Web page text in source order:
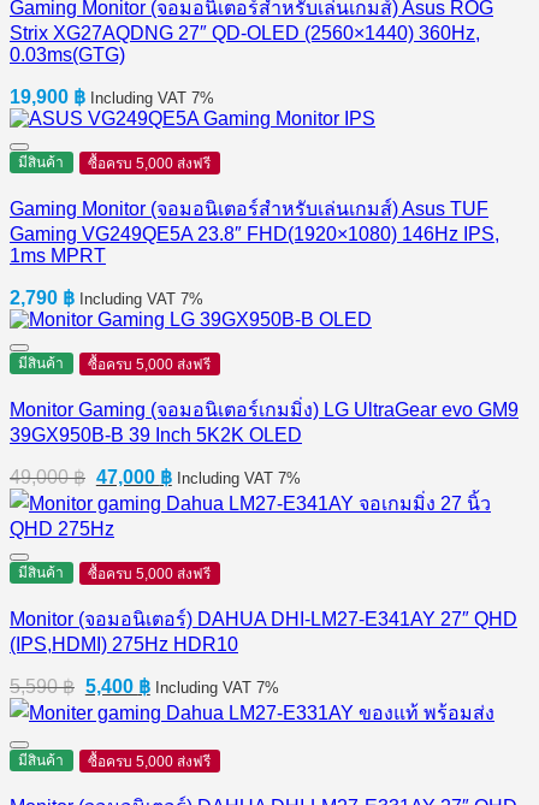
Gaming Monitor (จอมอนิเตอร์สำหรับเล่นเกมส์) Asus ROG
Strix XG27AQDNG 27″ QD-OLED (2560×1440) 360Hz,
0.03ms(GTG)
19,900 ฿ Including VAT 7%
มีสินค้า ซื้อครบ 5,000 ส่งฟรี
Gaming Monitor (จอมอนิเตอร์สำหรับเล่นเกมส์) Asus TUF
Gaming VG249QE5A 23.8″ FHD(1920×1080) 146Hz IPS,
1ms MPRT
2,790 ฿ Including VAT 7%
มีสินค้า ซื้อครบ 5,000 ส่งฟรี
Monitor Gaming (จอมอนิเตอร์เกมมิ่ง) LG UltraGear evo GM9
39GX950B-B 39 Inch 5K2K OLED
49,000฿ Original
price
was:
49,000 ฿.
47,000 ฿Current
price
is:
Including VAT 7%
มีสินค้า ซื้อครบ 5,000 ส่งฟรี
Monitor (จอมอนิเตอร์) DAHUA DHI-LM27-E341AY 27″ QHD
(IPS,HDMI) 275Hz HDR10
5,590฿ Original
price
was:
5,590 ฿.
5,400 ฿Current
price
is:
5,400 ฿.
Including VAT 7%
มีสินค้า ซื้อครบ 5,000 ส่งฟรี